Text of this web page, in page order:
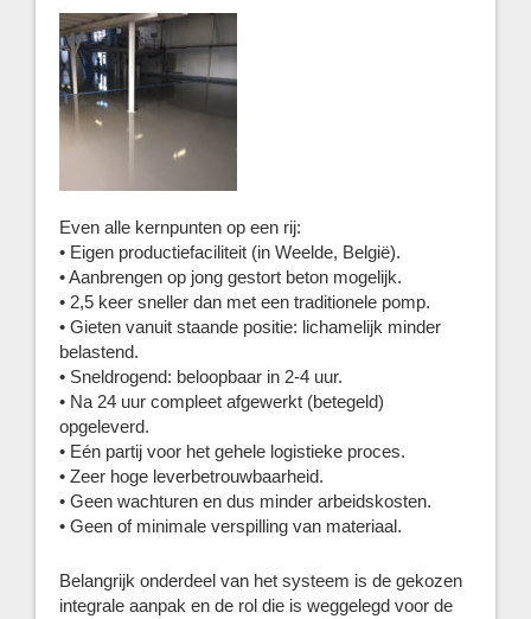
Even alle kernpunten op een rij:
• Eigen productiefaciliteit (in Weelde, België).
• Aanbrengen op jong gestort beton mogelijk.
• 2,5 keer sneller dan met een traditionele pomp.
• Gieten vanuit staande positie: lichamelijk minder
belastend.
• Sneldrogend: beloopbaar in 2-4 uur.
• Na 24 uur compleet afgewerkt (betegeld)
opgeleverd.
• Eén partij voor het gehele logistieke proces.
• Zeer hoge leverbetrouwbaarheid.
• Geen wachturen en dus minder arbeidskosten.
• Geen of minimale verspilling van materiaal.
Belangrijk onderdeel van het systeem is de gekozen
integrale aanpak en de rol die is weggelegd voor de